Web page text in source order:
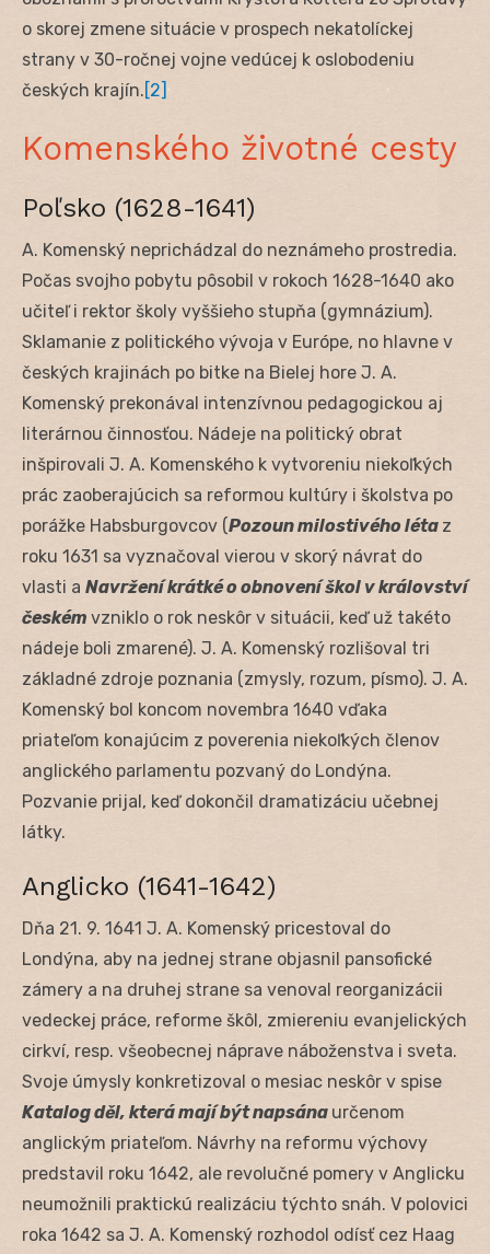
o skorej zmene situácie v prospech nekatolíckej
strany v 30-ročnej vojne vedúcej k oslobodeniu
českých krajín.[2]
Komenského životné cesty
Poľsko (1628-1641)
A. Komenský neprichádzal do neznámeho prostredia.
Počas svojho pobytu pôsobil v rokoch 1628-1640 ako
učiteľ i rektor školy vyššieho stupňa (gymnázium).
Sklamanie z politického vývoja v Európe, no hlavne v
českých krajinách po bitke na Bielej hore J. A.
Komenský prekonával intenzívnou pedagogickou aj
literárnou činnosťou. Nádeje na politický obrat
inšpirovali J. A. Komenského k vytvoreniu niekoľkých
prác zaoberajúcich sa reformou kultúry i školstva po
porážke Habsburgovcov (Pozoun milostivého léta z
roku 1631 sa vyznačoval vierou v skorý návrat do
vlasti a Navržení krátké o obnovení škol v království
českém vzniklo o rok neskôr v situácii, keď už takéto
nádeje boli zmarené). J. A. Komenský rozlišoval tri
základné zdroje poznania (zmysly, rozum, písmo). J. A.
Komenský bol koncom novembra 1640 vďaka
priateľom konajúcim z poverenia niekoľkých členov
anglického parlamentu pozvaný do Londýna.
Pozvanie prijal, keď dokončil dramatizáciu učebnej
látky.
Anglicko (1641-1642)
Dňa 21. 9. 1641 J. A. Komenský pricestoval do
Londýna, aby na jednej strane objasnil pansofické
zámery a na druhej strane sa venoval reorganizácii
vedeckej práce, reforme škôl, zmiereniu evanjelických
cirkví, resp. všeobecnej náprave náboženstva i sveta.
Svoje úmysly konkretizoval o mesiac neskôr v spise
Katalog děl, která mají být napsána určenom
anglickým priateľom. Návrhy na reformu výchovy
predstavil roku 1642, ale revolučné pomery v Anglicku
neumožnili praktickú realizáciu týchto snáh. V polovici
roka 1642 sa J. A. Komenský rozhodol odísť cez Haag